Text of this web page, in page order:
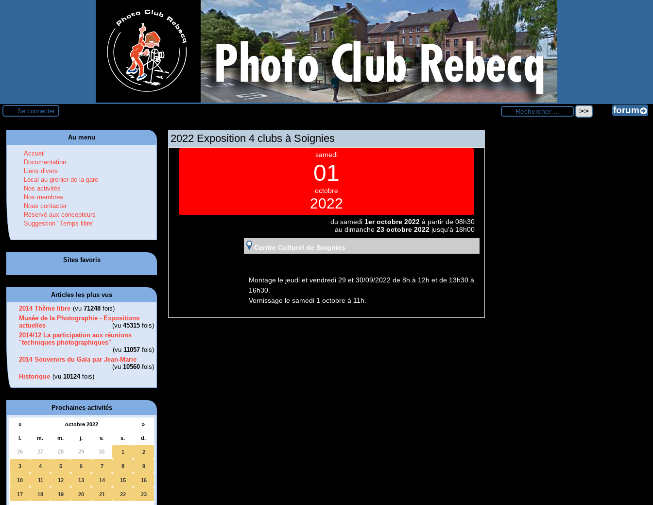
Se connecter
2022 Exposition 4 clubs à Soignies
samedi
01
octobre
2022
du samedi 1er octobre 2022 à partir de 08h30
au dimanche 23 octobre 2022 jusqu'à 18h00
Centre Culturel de Soignies
Montage le jeudi et vendredi 29 et 30/09/2022 de 8h à 12h et de 13h30 à
16h30.
Vernissage le samedi 1 octobre à 11h.
Au menu
Accueil
Documentation
Liens divers
Local au grenier de la gare
Nos activités
Nos membres
Nous contacter
Réservé aux concepteurs
Suggestion "Temps libre"
Sites favoris
Articles les plus vus
2014 Thème libre (vu71248 fois)
Musée de la Photographie - Expositions
actuelles
(vu 45315fois)
2014/12 La participation aux réunions
"techniques photographiques"
(vu 11057fois)
2014 Souvenirs du Gala par Jean-Marie
(vu 10560fois)
Historique (vu10124fois)
Prochaines activités
« octobre 2022 »
l. m. m. j. v. s. d.
26 27 28 29 30 1 2
3 4 5 6 7 8 9
10 11 12 13 14 15 16
17 18 19 20 21 22 23